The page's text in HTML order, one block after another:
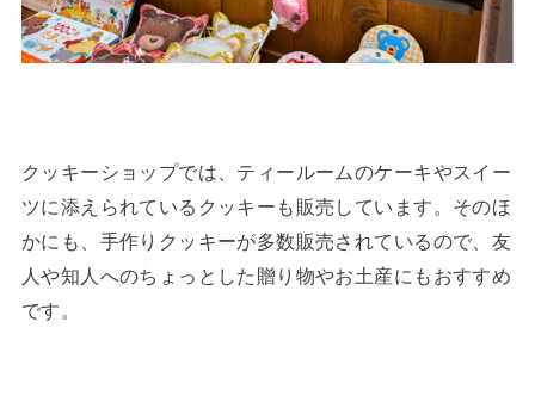
クッキーショップでは、ティールームのケーキやスイー
ツに添えられているクッキーも販売しています。そのほ
かにも、手作りクッキーが多数販売されているので、友
人や知人へのちょっとした贈り物やお土産にもおすすめ
です。